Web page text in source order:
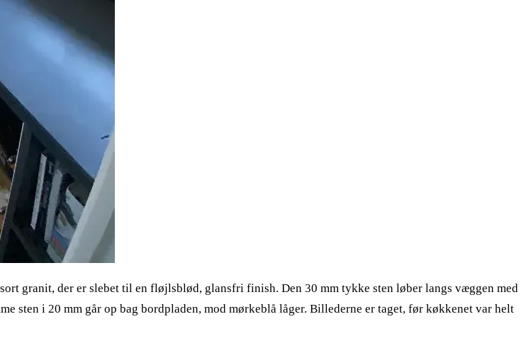
granit, der er slebet til en fløjlsblød, glansfri finish. Den 30 mm tykke sten løber langs væggen med
sten i 20 mm går op bag bordpladen, mod mørkeblå låger. Billederne er taget, før køkkenet var helt